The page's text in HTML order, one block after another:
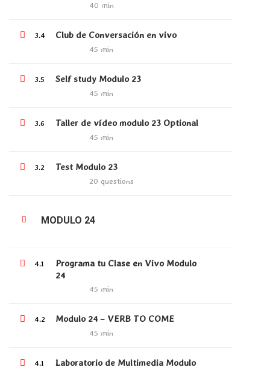
40 min
3.4 Club de Conversación en vivo
45 min
3.5 Self study Modulo 23
45 min
3.6 Taller de vídeo modulo 23 Optional
45 min
3.2 Test Modulo 23
20 questions
MODULO 24
4.1
Programa tu Clase en Vivo Modulo
24
45 min
4.2 Modulo 24 – VERB TO COME
45 min
4.1
Laboratorio de Multimedia Modulo
SUPPORT
tell me the way
WooCommerce